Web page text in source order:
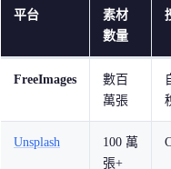
平台
素材
數量
FreeImages
數百
萬張
Unsplash
100 萬
張+